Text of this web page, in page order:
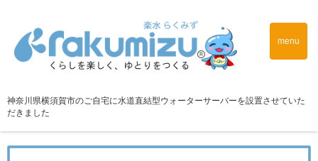
menu
神奈川県横須賀市のご自宅に水道直結型ウォーターサーバーを設置させていた
だきました